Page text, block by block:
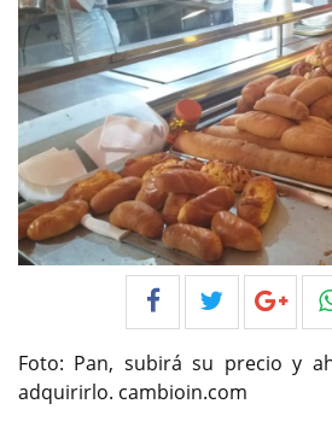
Foto: Pan, subirá su precio y
adquirirlo. cambioin.com